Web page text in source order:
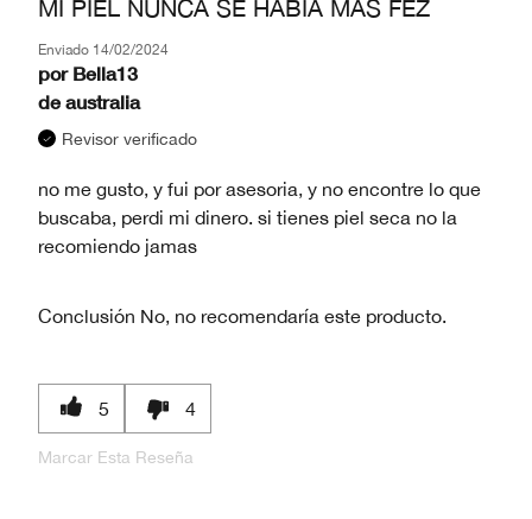
MI PIEL NUNCA SE HABIA MAS FEZ
Enviado 14/02/2024
por Bella13
de australia
Revisor verificado
no me gusto, y fui por asesoria, y no encontre lo que
buscaba, perdi mi dinero. si tienes piel seca no la
recomiendo jamas
Conclusión No, no recomendaría este producto.
5 4
Marcar Esta Reseña